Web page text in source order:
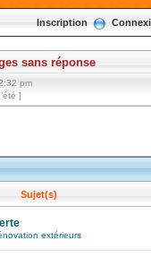
Inscription
sans réponse
pm
]
Sujet(s)
extérieurs